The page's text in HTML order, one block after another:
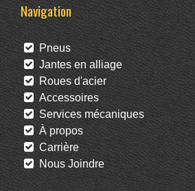
Navigation
Pneus
Jantes en alliage
Roues d'acier
Accessoires
Services mécaniques
À propos
Carrière
Nous Joindre